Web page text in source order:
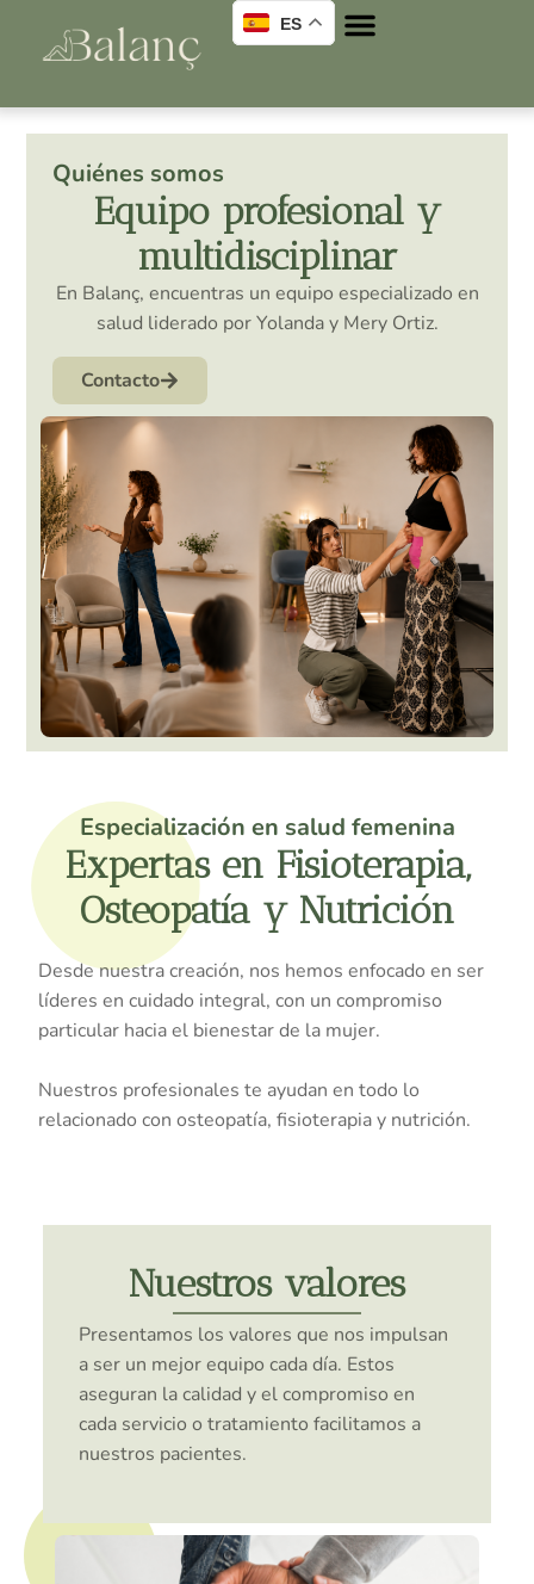
ES
Quiénes somos
Equipo profesional y
multidisciplinar
En Balanç, encuentras un equipo especializado en
salud liderado por Yolanda y Mery Ortiz.
Contacto
Especialización en salud femenina
Expertas en Fisioterapia,
Osteopatía y Nutrición
Desde nuestra creación, nos hemos enfocado en ser
líderes en cuidado integral, con un compromiso
particular hacia el bienestar de la mujer.
Nuestros profesionales te ayudan en todo lo
relacionado con osteopatía, fisioterapia y nutrición.
Nuestros valores
Presentamos los valores que nos impulsan
a ser un mejor equipo cada día. Estos
aseguran la calidad y el compromiso en
cada servicio o tratamiento facilitamos a
nuestros pacientes.